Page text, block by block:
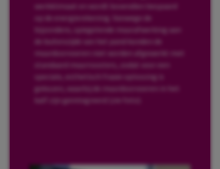
werkklimaat en wordt bovendien bespaard
op de energierekening. Vanwege de
bijzondere, spiegelende muurafwerking aan
de buitenzijde van het pand konden de
muurdoorvoeren niet worden afgewerkt met
standaard muurroosters, zodat voor een
speciale, esthetisch fraaie oplossing is
gekozen, waarbij de muurdoorvoeren in het
kalf zijn geïntegreerd (zie foto).